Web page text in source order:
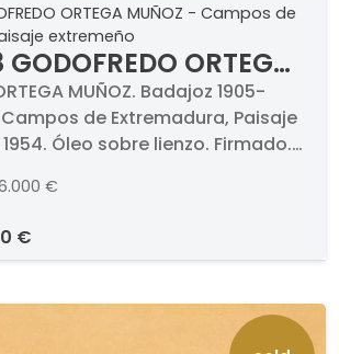
ORTEGA MUÑOZ - Campos de
extremeño
ORTEGA
Campos de
Paisaje
MUÑOZ. Badajoz 1905-
Campos de Extremadura, Paisaje
Óleo sobre lienzo. Firmado.
III Bienal
. A. del Castillo, "La
de Barcelona, Barcelona 26
pág 3. Galería Antiquaria, Arte
€
€